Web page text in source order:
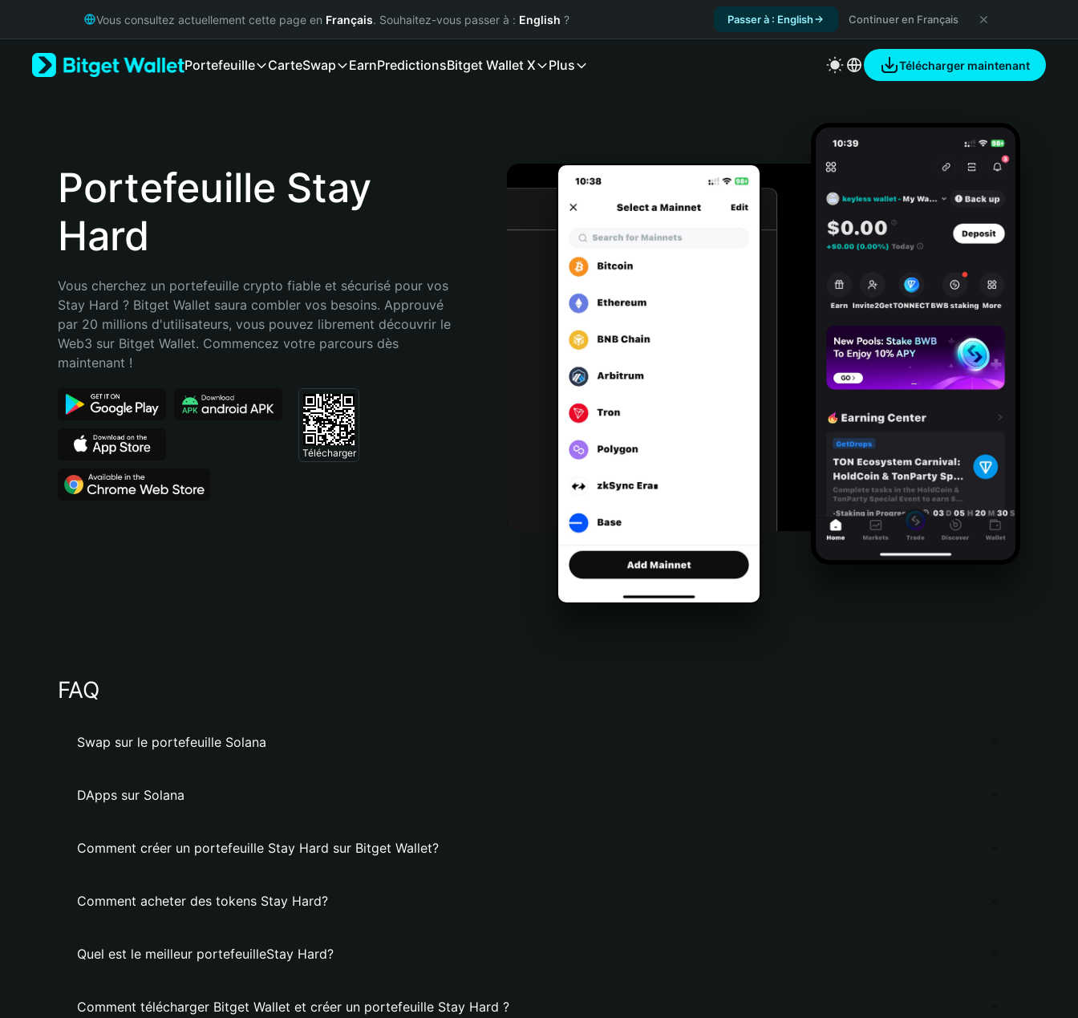
Русский
Português (Portugal)
Bahasa Indonesia
Português (Brasil)
Español (Argentina)
Vous consultez actuellement cette page en Français. Souhaitez-vous passer à : English ? Passer à : English Continuer en Français
Portefeuille CarteSwap EarnPredictionsBitget Wallet X Plus Télécharger maintenant
Portefeuille Stay
Hard
Vous cherchez un portefeuille crypto fiable et sécurisé pour vos
Stay Hard ? Bitget Wallet saura combler vos besoins. Approuvé
par 20 millions d'utilisateurs, vous pouvez librement découvrir le
Web3 sur Bitget Wallet. Commencez votre parcours dès
maintenant !
Télécharger
FAQ
Swap sur le portefeuille Solana
DApps sur Solana
Comment créer un portefeuille Stay Hard sur Bitget Wallet?
Comment acheter des tokens Stay Hard?
Quel est le meilleur portefeuilleStay Hard?
Comment télécharger Bitget Wallet et créer un portefeuille Stay Hard ?